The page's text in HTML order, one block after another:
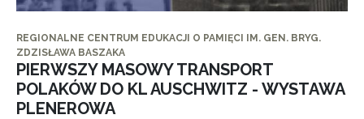
REGIONALNE CENTRUM EDUKACJI O PAMIĘCI IM. GEN. BRYG.
ZDZISŁAWA BASZAKA
PIERWSZY MASOWY TRANSPORT
POLAKÓW DO KL AUSCHWITZ - WYSTAWA
PLENEROWA